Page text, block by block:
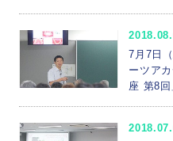
7月7日
ーツア
座 第8回